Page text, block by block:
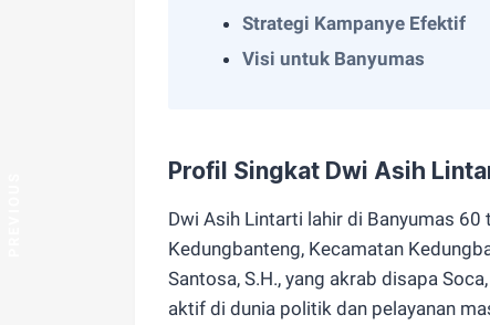
Strategi Kampanye Efektif
Visi untuk Banyumas
Profil Singkat Dwi Asih
Dwi Asih Lintarti lahir di Banyumas
Kedungbanteng, Kecamatan
Santosa, S.H., yang akrab disapa
aktif di dunia politik dan pelayanan